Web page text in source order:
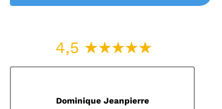
4,5
Dominique Jeanpierre